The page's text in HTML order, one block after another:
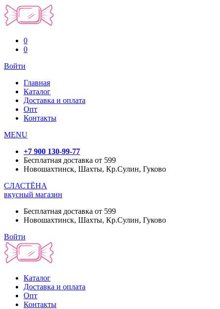
0
0
Войти
Главная
Каталог
Доставка и оплата
Опт
Контакты
MENU
+7 900 130-99-77
Бесплатная доставка от 599
Новошахтинск, Шахты, Кр.Сулин, Гуково
СЛАСТЁНА
вкусный магазин
Бесплатная доставка от 599
Новошахтинск, Шахты, Кр.Сулин, Гуково
Войти
Каталог
Доставка и оплата
Опт
Контакты